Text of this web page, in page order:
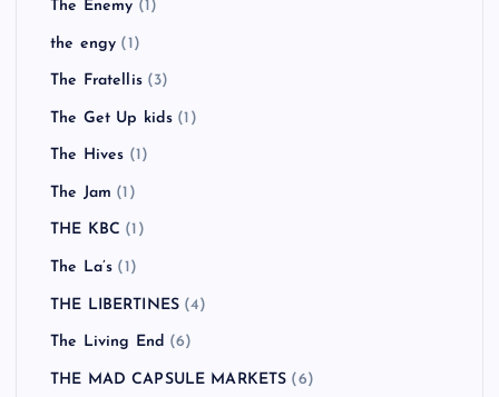
The Enemy (1)
the engy (1)
The Fratellis(3)
The Get Up kids (1)
The Hives (1)
The Jam (1)
THE KBC (1)
The La’s (1)
THE LIBERTINES (4)
The Living End (6)
THE MAD CAPSULE MARKETS (6)